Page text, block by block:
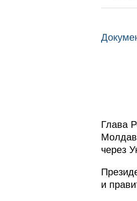
Глава
через
и